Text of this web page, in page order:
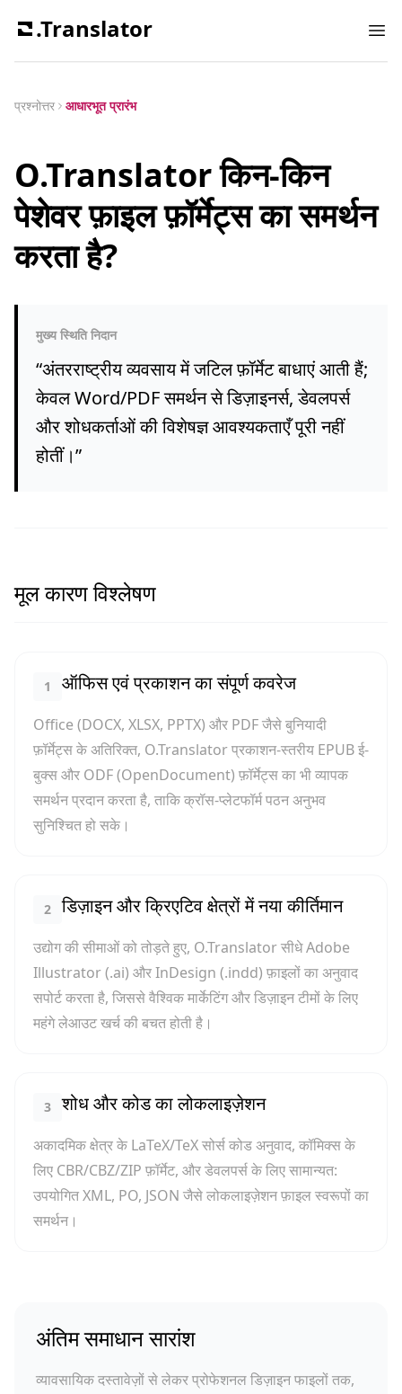
.Translator
प्रश्नोत्तर आधारभूत प्रारंभ
O.Translator किन-किन
पेशेवर फ़ाइल फ़ॉर्मेट्स का समर्थन
करता है?
मुख्य स्थिति निदान
“अंतरराष्ट्रीय व्यवसाय में जटिल फ़ॉर्मेट बाधाएं आती हैं;
केवल Word/PDF समर्थन से डिज़ाइनर्स, डेवलपर्स
और शोधकर्ताओं की विशेषज्ञ आवश्यकताएँ पूरी नहीं
होतीं।”
मूल कारण विश्लेषण
1 ऑफिस एवं प्रकाशन का संपूर्ण कवरेज
Office (DOCX, XLSX, PPTX) और PDF जैसे बुनियादी
फ़ॉर्मेट्स के अतिरिक्त, O.Translator प्रकाशन-स्तरीय EPUB ई-
बुक्स और ODF (OpenDocument) फ़ॉर्मेट्स का भी व्यापक
समर्थन प्रदान करता है, ताकि क्रॉस-प्लेटफॉर्म पठन अनुभव
सुनिश्चित हो सके।
2 डिज़ाइन और क्रिएटिव क्षेत्रों में नया कीर्तिमान
उद्योग की सीमाओं को तोड़ते हुए, O.Translator सीधे Adobe
Illustrator (.ai) और InDesign (.indd) फ़ाइलों का अनुवाद
सपोर्ट करता है, जिससे वैश्विक मार्केटिंग और डिज़ाइन टीमों के लिए
महंगे लेआउट खर्च की बचत होती है।
3 शोध और कोड का लोकलाइज़ेशन
अकादमिक क्षेत्र के LaTeX/TeX सोर्स कोड अनुवाद, कॉमिक्स के
लिए CBR/CBZ/ZIP फ़ॉर्मेट, और डेवलपर्स के लिए सामान्यत:
उपयोगित XML, PO, JSON जैसे लोकलाइज़ेशन फ़ाइल स्वरूपों का
समर्थन।
अंतिम समाधान सारांश
व्यावसायिक दस्तावेज़ों से लेकर प्रोफेशनल डिज़ाइन फाइलों तक,